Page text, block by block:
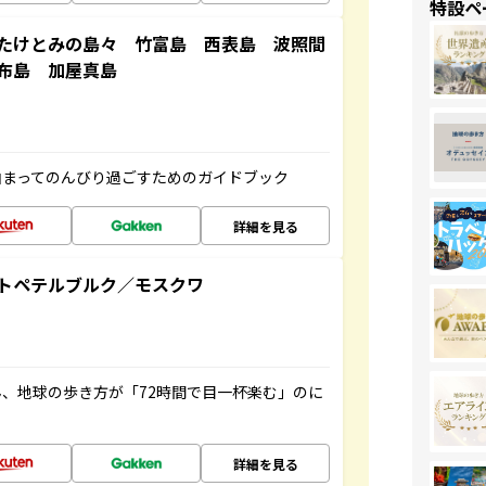
けとみの島々 竹富島 西表島 波照間
加屋真島
ってのんびり過ごすためのガイドブック
詳細を見る
テルブルク／モスクワ
地球の歩き方が「72時間で目一杯楽む」のに
詳細を見る
特設